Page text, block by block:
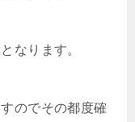
なります。
のでその都度確